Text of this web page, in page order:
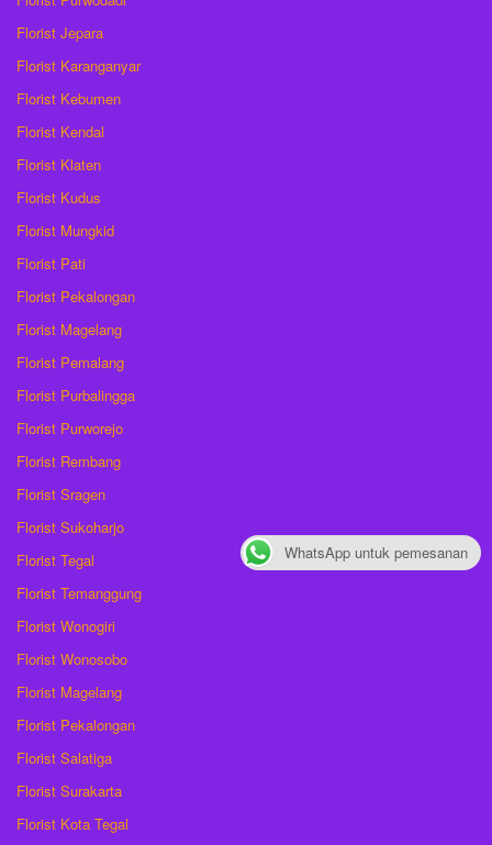
Florist Jepara
Florist Karanganyar
Florist Kebumen
Florist Kendal
Florist Klaten
Florist Kudus
Florist Mungkid
Florist Pati
Florist Pekalongan
Florist Magelang
Florist Pemalang
Florist Purbalingga
Florist Purworejo
Florist Rembang
Florist Sragen
Florist Sukoharjo
Florist Tegal
Florist Temanggung
Florist Wonogiri
Florist Wonosobo
Florist Magelang
Florist Pekalongan
Florist Salatiga
Florist Surakarta
Florist Kota Tegal
WhatsApp untuk pemesanan